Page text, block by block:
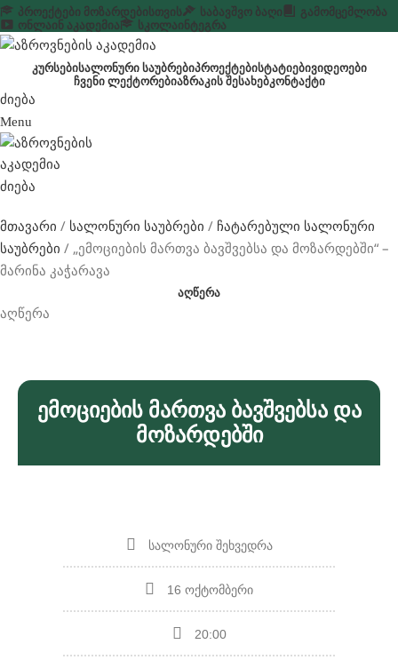
ᲞᲠᲝᲔᲥᲢᲔᲑᲘ ᲛᲝᲖᲐᲠᲓᲔᲑᲘᲡᲗᲕᲘᲡ ᲡᲐᲑᲐᲕᲨᲕᲝ ᲑᲐᲦᲘ
ᲒᲐᲛᲝᲛᲪᲔᲛᲚᲝᲑᲐ
ᲝᲜᲚᲐᲘᲜ ᲐᲙᲐᲓᲔᲛᲘᲐ
ᲡᲙᲝᲚᲐᲘᲜᲢᲔᲒᲠᲐ
ᲙᲣᲠᲡᲔᲑᲘᲡᲐᲚᲝᲜᲣᲠᲘ ᲡᲐᲣᲑᲠᲔᲑᲘᲞᲠᲝᲔᲥᲢᲔᲑᲘᲡᲢᲐᲢᲘᲔᲑᲘᲕᲘᲓᲔᲝᲔᲑᲘ
ᲩᲕᲔᲜᲘ ᲚᲔᲥᲢᲝᲠᲔᲑᲘᲐᲖᲠᲐᲙᲘᲡ ᲨᲔᲡᲐᲮᲔᲑᲙᲝᲜᲢᲐᲥᲢᲘ
ძიება
Menu
ძიება
მთავარი სალონური საუბრები
ჩატარებული სალონური
საუბრები
„ემოციების მართვა ბავშვებსა და მოზარდებში“ –
მარინა კაჭარავა
ᲐᲦᲬᲔᲠᲐ
აღწერა
Ემოციების Მართვა Ბავშვებსა Და
Მოზარდებში
სალონური შეხვედრა
16 ოქტომბერი
20:00